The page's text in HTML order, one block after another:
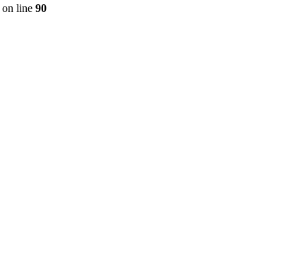
on line 90